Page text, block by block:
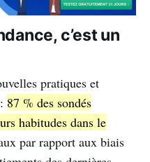
c’est un
pratiques et
87 % des sondés
habitudes dans le
par rapport aux biais